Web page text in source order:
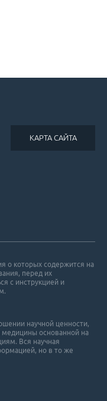
КАРТА САЙТА
о которых содержится на
перед их
с инструкцией и
научной ценности,
медицины основанной на
Вся научная
но в то же